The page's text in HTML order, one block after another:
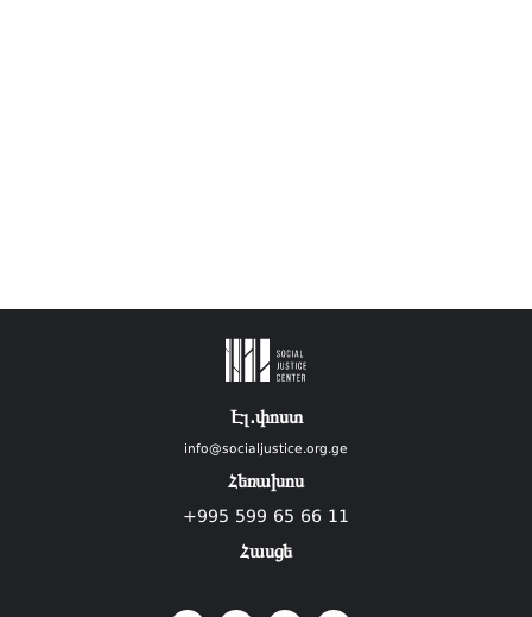
Էլ.փոստ
info@socialjustice.org.ge
Հեռախոս
+995 599 65 66 11
Հասցե